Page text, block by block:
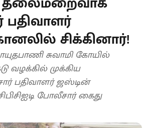
பதிவாளர்
சிக்கினார்!
சுவாமி கோயில்
வழக்கில் முக்கிய
பதிவாளர் ஜஸ்டின்
போலீசார் கைது